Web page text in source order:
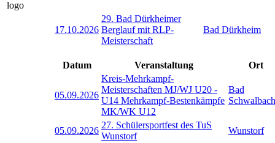
17.10.2026
29. Bad Dürkheimer
Berglauf mit RLP-
Meisterschaft
Bad Dürkheim
Datum Veranstaltung Ort
05.09.2026
Kreis-Mehrkampf-
Meisterschaften MJ/WJ U20 -
U14 Mehrkampf-Bestenkämpfe
MK/WK U12
Bad
Schwalbach
05.09.2026
27. Schülersportfest des TuS
Wunstorf
Wunstorf